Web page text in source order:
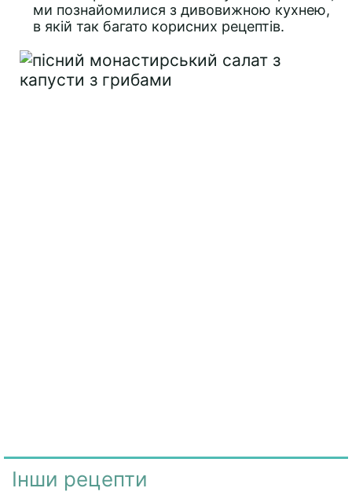
ми познайомилися з дивовижною кухнею,
в якій так багато корисних рецептів.
Інши рецепти